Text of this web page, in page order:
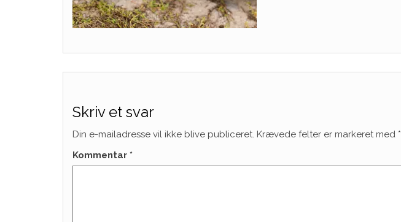
Skriv et svar
Din e-mailadresse vil ikke blive publiceret. Krævede felter er markeret med *
Kommentar *